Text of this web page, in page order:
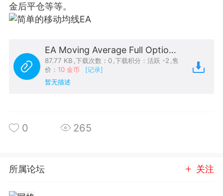
神隐会员 靓号
电脑端 趋势
狼行黄金一次一单1.1你们期待的一
EA它来了，主打高胜率没浮亏！
2026.03.17 数据表现...
金后平仓等等。
EA Moving Average Full Option.ex4
87.77 KB ,下载次数：0 ,下载积分：活跃 -2 ,售
价： 10 金币
[记录]
暂无描述
0 265
所属论坛 关注